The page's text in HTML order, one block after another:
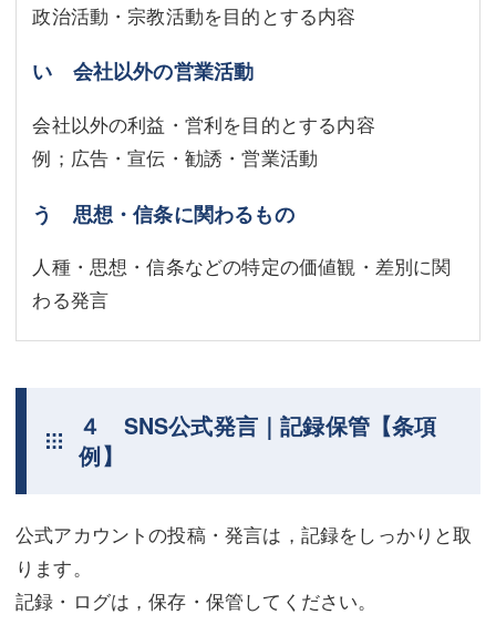
政治活動・宗教活動を目的とする内容
い 会社以外の営業活動
会社以外の利益・営利を目的とする内容
例；広告・宣伝・勧誘・営業活動
う 思想・信条に関わるもの
人種・思想・信条などの特定の価値観・差別に関
わる発言
４ SNS公式発言｜記録保管【条項
例】
公式アカウントの投稿・発言は，記録をしっかりと取
ります。
記録・ログは，保存・保管してください。